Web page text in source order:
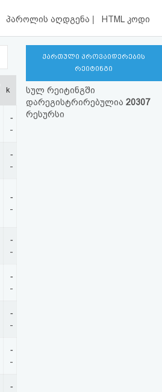
პაროლის აღდგენა | HTML კოდი
k
-
-
-
-
-
-
-
-
-
-
-
-
-
-
-
ქართული პროვაიდერების
რეიტინგი
სულ რეიტინგში
დარეგისტრირებულია 20307
რესურსი